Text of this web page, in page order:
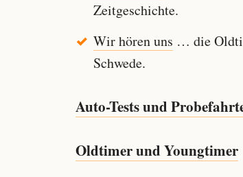
Zeitgeschichte.
Wir hören uns … die
Schwede.
Auto-Tests und
Oldtimer und Youngtimer